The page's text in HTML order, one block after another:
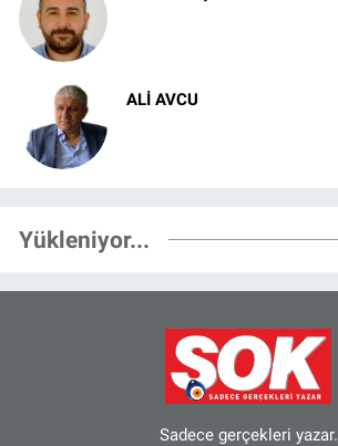
ALI AVCU
Yükleniyor...
Sadece gerçekleri yazar.